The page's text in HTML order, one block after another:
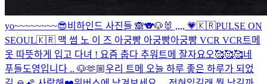
yo~~~~~~~~😎비하인드 사진들 🙈🐨🐶🐰 ,,,, 💗🇰🇷PULSE ON
SEOUL🇰🇷 맥 썸 노 이 즈 아궁빵 아궁빵아궁빵 VCR VCR 트메
옷 따뜻하게 입고 다녀 ! 요즘 춥다 추워 트메 잘자요오🥰🥰🥰네
푸들도영입니다 .. 🐶🫶🏼우리 트메 오늘 하루 좋은 하루가 되었